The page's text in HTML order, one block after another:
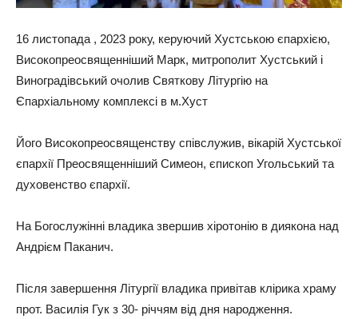
16 листопада , 2023 року, керуючий Хустською єпархією,
Високопреосвященніший Марк, митрополит Хустський і
Виноградівський очолив Святкову Літургію на
Єпархіальному комплексі в м.Хуст
Його Високопреосвященству співслужив, вікарій Хустської
єпархії Преосвященніший Симеон, єпископ Угольський та
духовенство єпархії.
На Богослужінні владика звершив хіротонію в диякона над
Андрієм Паканич.
Після завершення Літургії владика привітав клірика храму
прот. Василія Гук з 30- річчям від дня народження.